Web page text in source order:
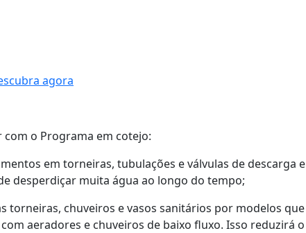
agora
o Programa em cotejo:
em torneiras, tubulações e válvulas de descarga e
desperdiçar muita água ao longo do tempo;
torneiras, chuveiros e vasos sanitários por modelos que
aeradores e chuveiros de baixo fluxo. Isso reduzirá o